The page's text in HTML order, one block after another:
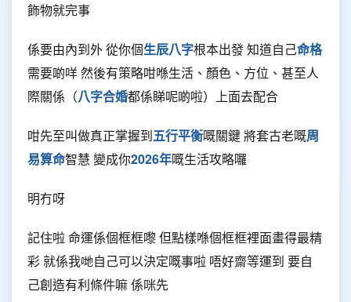
飾物就完事
係要由內到外 從你個生辰八字根本出發 知道自己命格
需要啲咩 然後有策略咁喺生活、顏色、方位、甚至人
際關係（八字合婚都係睇呢啲啦）上面去配合
咁先至叫做真正掌握到五行平衡嘅關鍵 將套古老嘅周
易算命智慧 變成你2026年嘅生活攻略囉
明冇呀
記住啦 命運係個框框嚟 但點樣喺個框框裡面畫得最精
彩 就係我哋自己可以決定嘅事啦 唔好齋等運到 要自
己創造有利條件嘛 係咪先